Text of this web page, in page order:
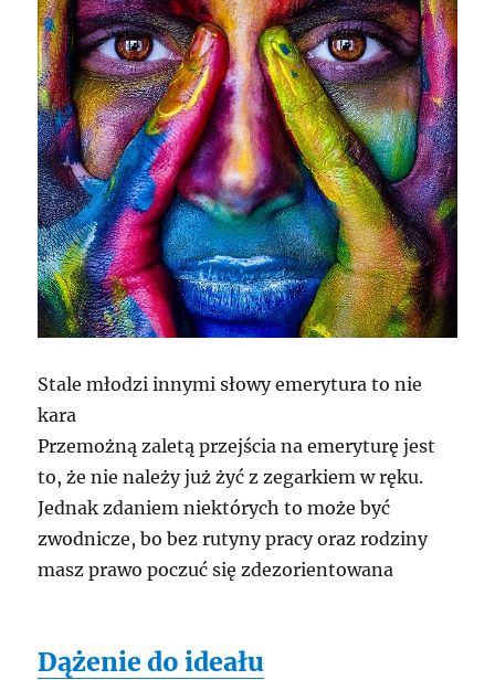
Stale młodzi innymi słowy emerytura to nie
kara
Przemożną zaletą przejścia na emeryturę jest
to, że nie należy już żyć z zegarkiem w ręku.
Jednak zdaniem niektórych to może być
zwodnicze, bo bez rutyny pracy oraz rodziny
masz prawo poczuć się zdezorientowana
Dążenie do ideału